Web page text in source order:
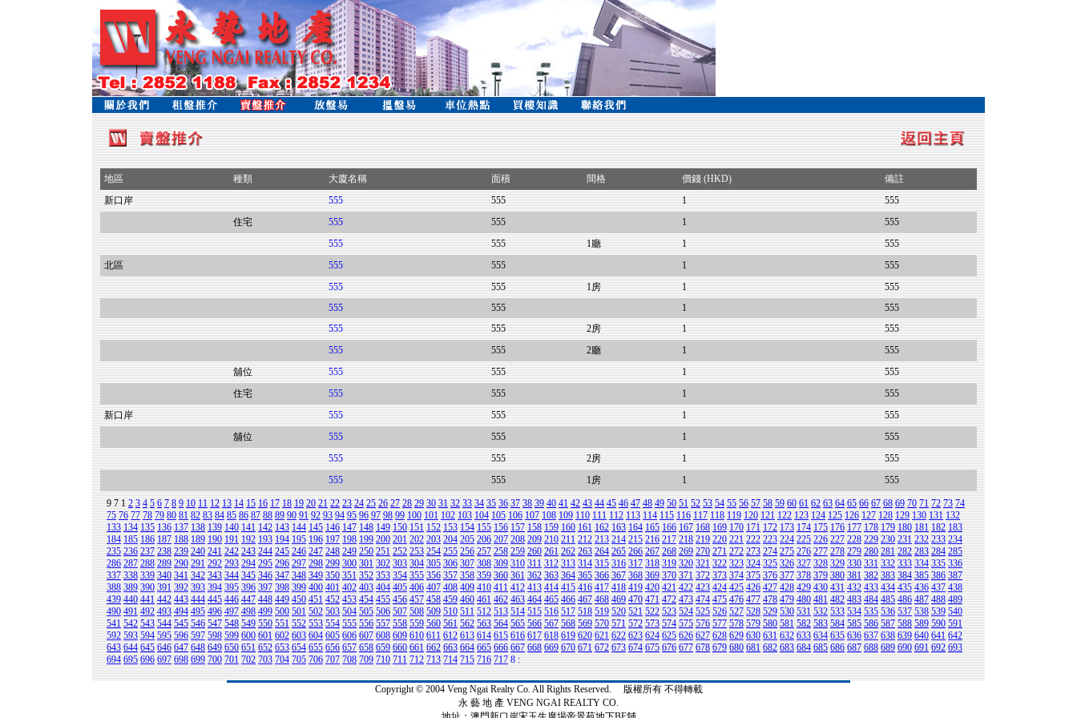
地區 種類 大廈名稱 面積 間格 價錢 (HKD)
備註
新口岸
555 555 1
555
住宅
555 555 1
555
555
555 1廳 1
555
北區
555 555 1
555
555
555 1房 1
555
555
555 1
555
555
555 2房 1
555
555
555 2廳 1
555
舖位
555 555 1
555
住宅
555 555 1
555
新口岸
555 555 1
555
舖位
555 555 1
555
555
555 2房 1
555
555
555 1房 1 555
9 712 3 4 5 6 7 8 9 10 11 12 13 14 15 16 17 18 19 20 21 22 23 24 25 26 27 28 29 30 31 32 33 34 35 36 37 38 39 40 41 42 43 44 45 46 47 48 49 50 51 52 53 54 55 56 57 58 59 60 61 62 63 64 65 66 67 68 69 70 71 72 73 74
75 76 77 78 79 80 81 82 83 84 85 86 87 88 89 90 91 92 93 94 95 96 97 98 99 100 101 102 103 104 105 106 107 108 109 110 111 112 113 114 115 116 117 118 119 120 121 122 123 124 125 126 127 128 129 130 131 132
133 134 135 136 137 138 139 140 141 142 143 144 145 146 147 148 149 150 151 152 153 154 155 156 157 158 159 160 161 162 163 164 165 166 167 168 169 170 171 172 173 174 175 176 177 178 179 180 181 182 183
184 185 186 187 188 189 190 191 192 193 194 195 196 197 198 199 200 201 202 203 204 205 206 207 208 209 210 211 212 213 214 215 216 217 218 219 220 221 222 223 224 225 226 227 228 229 230 231 232 233 234
235 236 237 238 239 240 241 242 243 244 245 246 247 248 249 250 251 252 253 254 255 256 257 258 259 260 261 262 263 264 265 266 267 268 269 270 271 272 273 274 275 276 277 278 279 280 281 282 283 284 285
286 287 288 289 290 291 292 293 294 295 296 297 298 299 300 301 302 303 304 305 306 307 308 309 310 311 312 313 314 315 316 317 318 319 320 321 322 323 324 325 326 327 328 329 330 331 332 333 334 335 336
337 338 339 340 341 342 343 344 345 346 347 348 349 350 351 352 353 354 355 356 357 358 359 360 361 362 363 364 365 366 367 368 369 370 371 372 373 374 375 376 377 378 379 380 381 382 383 384 385 386 387
388 389 390 391 392 393 394 395 396 397 398 399 400 401 402 403 404 405 406 407 408 409 410 411 412 413 414 415 416 417 418 419 420 421 422 423 424 425 426 427 428 429 430 431 432 433 434 435 436 437 438
439 440 441 442 443 444 445 446 447 448 449 450 451 452 453 454 455 456 457 458 459 460 461 462 463 464 465 466 467 468 469 470 471 472 473 474 475 476 477 478 479 480 481 482 483 484 485 486 487 488 489
490 491 492 493 494 495 496 497 498 499 500 501 502 503 504 505 506 507 508 509 510 511 512 513 514 515 516 517 518 519 520 521 522 523 524 525 526 527 528 529 530 531 532 533 534 535 536 537 538 539 540
541 542 543 544 545 546 547 548 549 550 551 552 553 554 555 556 557 558 559 560 561 562 563 564 565 566 567 568 569 570 571 572 573 574 575 576 577 578 579 580 581 582 583 584 585 586 587 588 589 590 591
592 593 594 595 596 597 598 599 600 601 602 603 604 605 606 607 608 609 610 611 612 613 614 615 616 617 618 619 620 621 622 623 624 625 626 627 628 629 630 631 632 633 634 635 636 637 638 639 640 641 642
643 644 645 646 647 648 649 650 651 652 653 654 655 656 657 658 659 660 661 662 663 664 665 666 667 668 669 670 671 672 673 674 675 676 677 678 679 680 681 682 683 684 685 686 687 688 689 690 691 692 693
694 695 696 697 698 699 700 701 702 703 704 705 706 707 708 709 710 711 712 713 714 715 716 717 8 :
Copyright © 2004 Veng Ngai Realty Co. All Rights Reserved. 版權所有 不得轉載
永 藝 地 產 VENG NGAI REALTY CO.